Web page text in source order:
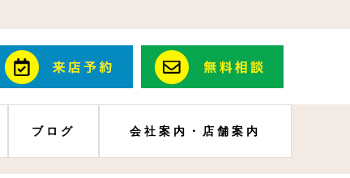
ブログ 会社案内・店舗案内